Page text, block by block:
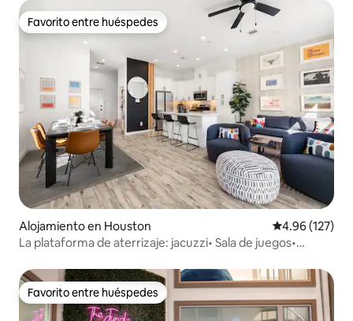
Favorito entre huéspedes
Favorito entre huéspedes
Alojamiento en Houston Calificación
4.96 (127)
La plataforma de aterrizaje: jacuzzi• Sala de juegos•
Favorito entre huéspedes
Favorito entre huéspedes